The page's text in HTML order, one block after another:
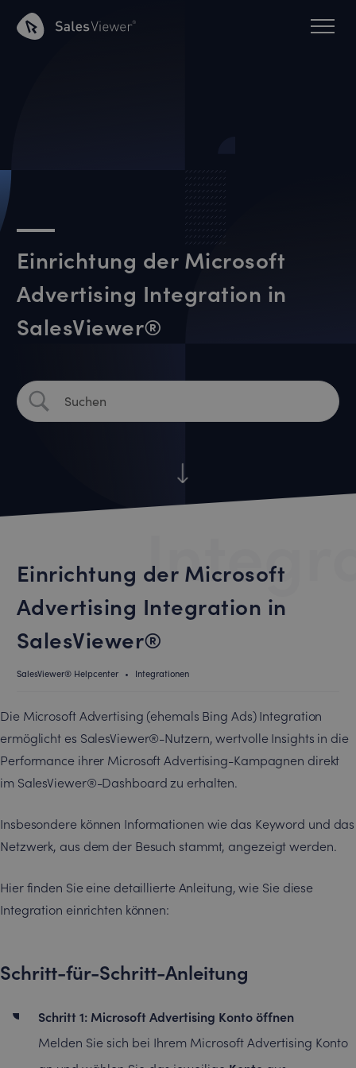
Einrichtung der Microsoft
Advertising Integration in
SalesViewer®
Einrichtung der Microsoft
Advertising Integration in
SalesViewer®
SalesViewer® Helpcenter • Integrationen
Die Microsoft Advertising (ehemals Bing Ads) Integration
ermöglicht es SalesViewer®-Nutzern, wertvolle Insights in die
Performance ihrer Microsoft Advertising-Kampagnen direkt
im SalesViewer®-Dashboard zu erhalten.
Insbesondere können Informationen wie das Keyword und das
Netzwerk, aus dem der Besuch stammt, angezeigt werden.
Hier finden Sie eine detaillierte Anleitung, wie Sie diese
Integration einrichten können:
Schritt-für-Schritt-Anleitung
Schritt 1: Microsoft Advertising Konto öffnen
Melden Sie sich bei Ihrem Microsoft Advertising Konto